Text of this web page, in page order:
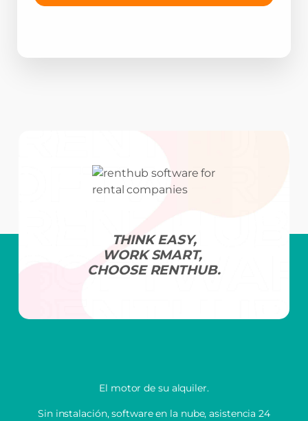
THINK EASY,
WORK SMART,
CHOOSE RENTHUB.
El motor de su alquiler.
Sin instalación, software en la nube, asistencia 24